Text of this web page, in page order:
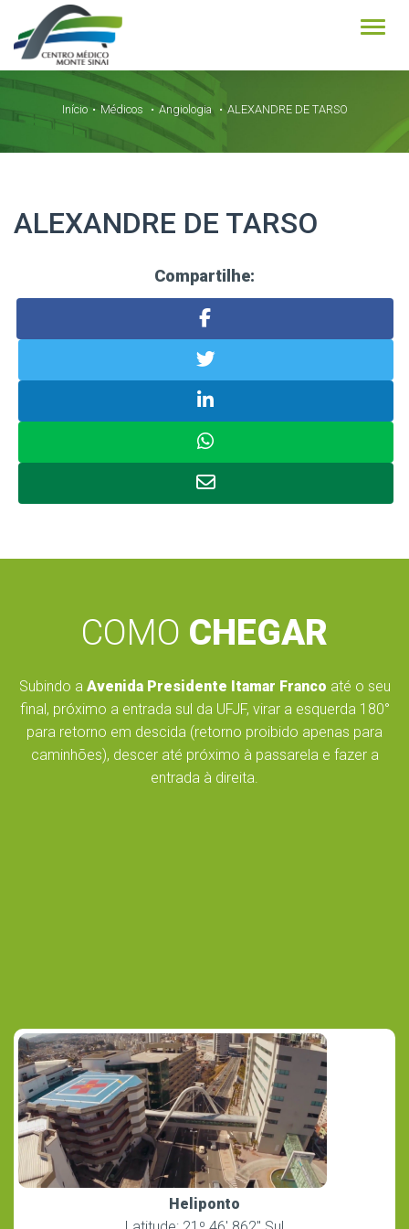
Início Médicos Angiologia ALEXANDRE DE TARSO
ALEXANDRE DE TARSO
Compartilhe:
COMO CHEGAR
Subindo a Avenida Presidente Itamar Franco até o seu
final, próximo a entrada sul da UFJF, virar a esquerda 180°
para retorno em descida (retorno proibido apenas para
caminhões), descer até próximo à passarela e fazer a
entrada à direita.
Heliponto